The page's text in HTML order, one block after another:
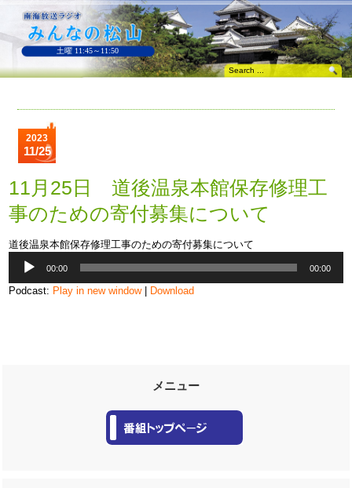
土曜 11:45～11:50
メニュー
2023
11/25
11月25日 道後温泉本館保存修理工
事のための寄付募集について
道後温泉本館保存修理工事のための寄付募集について
プ
00:00 00:00
Podcast: Play in new window| Download